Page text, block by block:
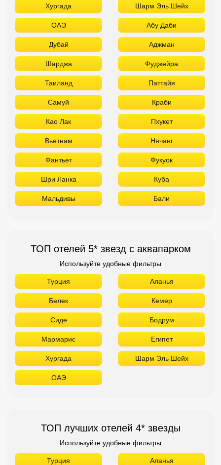
Хургада Шарм Эль Шейх
ОАЭ Абу Даби
Дубай Аджман
Шарджа Фуджейра
Таиланд Паттайя
Самуй Краби
Као Лак Пхукет
Вьетнам Нячанг
Фантьет Фукуок
Шри Ланка Куба
Мальдивы Бали
ТОП отелей 5* звезд с аквапарком
Используйте удобные фильтры
Турция Аланья
Белек Кемер
Сиде Бодрум
Мармарис Египет
Хургада Шарм Эль Шейх
ОАЭ
ТОП лучших отелей 4* звезды
Используйте удобные фильтры
Турция Аланья